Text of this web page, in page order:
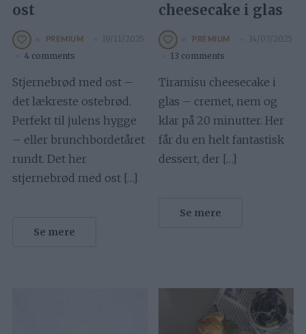
ost
PREMIUM
19/11/2025
4 comments
Stjernebrød med ost –
det lækreste ostebrød.
Perfekt til julens hygge
– eller brunchbordetåret
rundt. Det her
stjernebrød med ost […]
Se mere
cheesecake i glas
PREMIUM
14/07/2025
13 comments
Tiramisu cheesecake i
glas – cremet, nem og
klar på 20 minutter. Her
får du en helt fantastisk
dessert, der […]
Se mere